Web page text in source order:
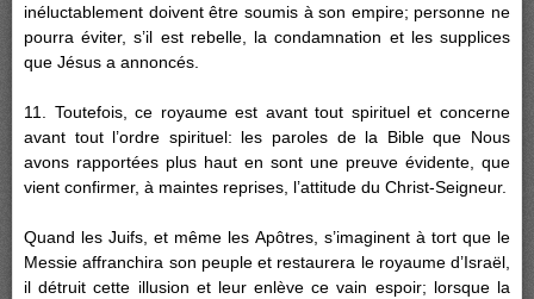
inéluctablement doivent être soumis à son empire; personne ne
pourra éviter, s’il est rebelle, la condamnation et les supplices
que Jésus a annoncés.
11. Toutefois, ce royaume est avant tout spirituel et concerne
avant tout l’ordre spirituel: les paroles de la Bible que Nous
avons rapportées plus haut en sont une preuve évidente, que
vient confirmer, à maintes reprises, l’attitude du Christ-Seigneur.
Quand les Juifs, et même les Apôtres, s’imaginent à tort que le
Messie affranchira son peuple et restaurera le royaume d’Israël,
il détruit cette illusion et leur enlève ce vain espoir; lorsque la